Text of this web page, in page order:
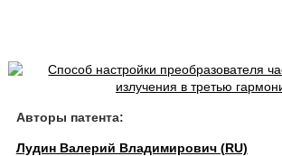
Авторы патента:
Лудин Валерий Владимирович (RU)